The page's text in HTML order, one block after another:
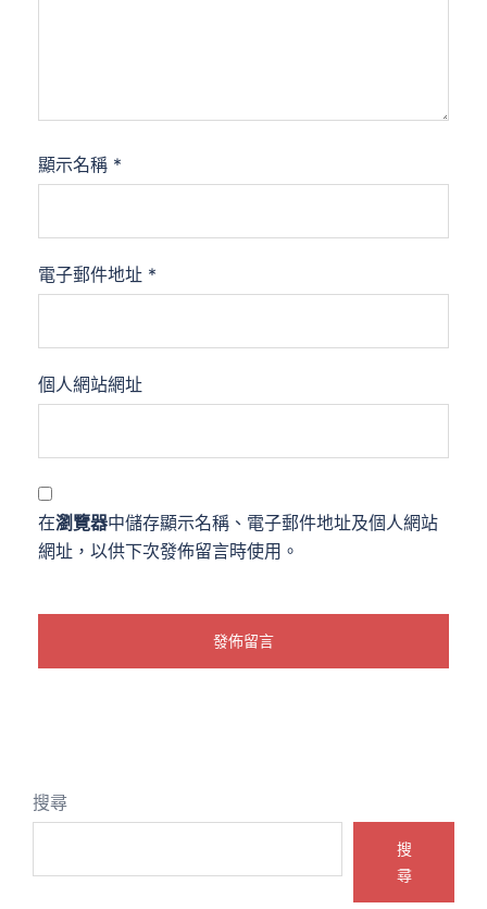
顯示名稱 *
電子郵件地址 *
個人網站網址
在瀏覽器中儲存顯示名稱、電子郵件地址及個人網站
網址，以供下次發佈留言時使用。
搜尋
搜
尋